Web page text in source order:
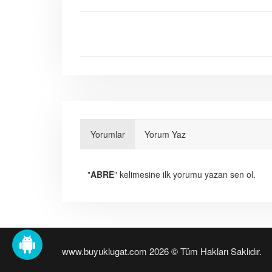
Yorumlar Yorum Yaz
"ABRE" kelimesine ilk yorumu yazan sen ol.
www.buyuklugat.com 2026 © Tüm Hakları Saklıdır.